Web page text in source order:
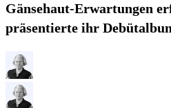
Gänsehaut-Erwartungen
präsentierte ihr